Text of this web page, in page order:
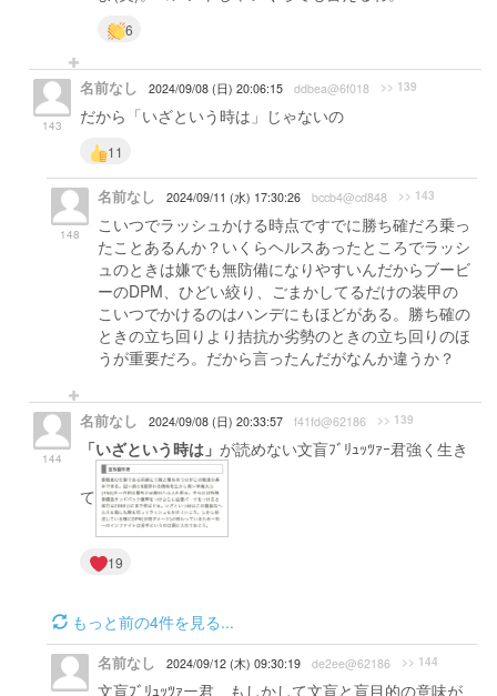
6
143
名前なし 2024/09/08 (日) 20:06:15 ddbea@6f018 >> 139
だから「いざという時は」じゃないの
11
148
名前なし 2024/09/11 (水) 17:30:26 bccb4@cd848 >> 143
こいつでラッシュかける時点ですでに勝ち確だろ乗っ
たことあるんか？いくらヘルスあったところでラッシ
ュのときは嫌でも無防備になりやすいんだからブービ
ーのDPM、ひどい絞り、ごまかしてるだけの装甲の
こいつでかけるのはハンデにもほどがある。勝ち確の
ときの立ち回りより拮抗か劣勢のときの立ち回りのほ
うが重要だろ。だから言ったんだがなんか違うか？
144
名前なし 2024/09/08 (日) 20:33:57 f41fd@62186 >> 139
「いざという時は」 が読めない文盲ﾌﾞﾘｭｯﾂｧｰ君強く生き
て
19
もっと前の4件を見る...
名前なし 2024/09/12 (木) 09:30:19 de2ee@62186 >> 144
文盲ﾌﾞﾘｭｯﾂｧー君、もしかして文盲と盲目的の意味が